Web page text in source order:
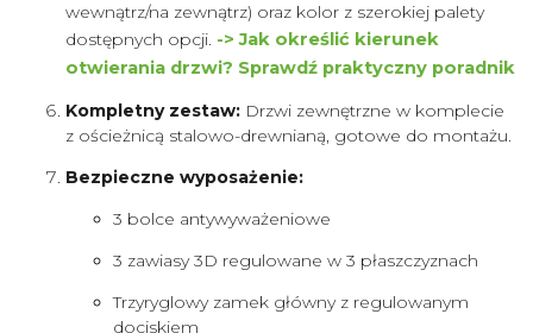
wewnątrz/na zewnątrz) oraz kolor z szerokiej palety
dostępnych opcji. -> Jak określić kierunek
otwierania drzwi? Sprawdź praktyczny poradnik
Kompletny zestaw: Drzwi zewnętrzne w komplecie
z ościeżnicą stalowo-drewnianą, gotowe do montażu.
Bezpieczne wyposażenie:
3 bolce antywyważeniowe
3 zawiasy 3D regulowane w 3 płaszczyznach
Trzyryglowy zamek główny z regulowanym
dociskiem